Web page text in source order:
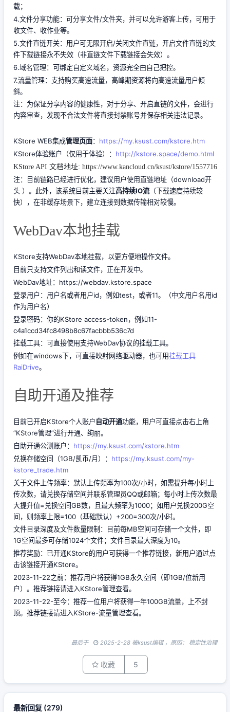
载；
4.文件分享功能：可分享文件/文件夹，并可以允许游客上传，可用于
收文件、收作业等。
5.文件直链开关：用户可无限开启/关闭文件直链，开启文件直链的文
件下载链接永不失效（非直链文件下载链接会失效）。
6.域名管理：可绑定自定义域名，资源完全由自己把控。
7.流量管理：支持购买高速流量，高峰期资源将向高速流量用户倾
斜。
注：为保证分享内容的健康性，对于分享、开启直链的文件，会进行
内容审查，发现不合法文件将直接封禁账号并保存相关违法记录。
KStore WEB集成管理页面： https://my.ksust.com/kstore.htm
KStore体验账户（仅用于体验）： http://kstore.space/demo.html
KStore API 文档地址: https://www.kancloud.cn/ksust/kstore/1557716
注：目前链路已经进行优化，建议用户使用直链地址（download开
头 ）。此外，该系统目前主要关注高持续IO流（下载速度持续较
快），在非缓存场景下，建立连接到数据传输相对较慢。
WebDav本地挂载
KStore支持WebDav本地挂载，以更方便地操作文件。
目前只支持文件列出和读文件，正在开发中。
WebDav地址：https://webdav.kstore.space
登录用户：用户名或者用户id，例如test，或者11。（中文用户名用id
作为用户名）
登录密码：你的KStore access-token，例如11-
c4a1ccd34fc8498b8c67facbbb536c7d
挂载工具：可直接使用支持WebDav协议的挂载工具。
例如在windows下，可直接映射网络驱动器，也可用挂载工具
RaiDrive。
自助开通及推荐
目前已开启KStore个人账户 自动开通功能，用户可直接点击右上角
“KStore管理”进行开通、绚丽。
自助开通公测账户： https://my.ksust.com/kstore.htm
兑换存储空间（1GB/凯币/月）： https://my.ksust.com/my-
kstore_trade.htm
关于文件上传频率：默认上传频率为100次/小时，如需提升每小时上
传次数，请兑换存储空间并联系管理员QQ或邮箱；每小时上传次数最
大提升值=兑换空间GB数，且最大频率为1000；如用户兑换200G空
间，则频率上限=100（基础默认）+200=300次/小时。
文件目录深度及文件数量限制：目前每MB空间可存储一个文件，即
1G空间最多可存储1024个文件；文件目录最大深度为10。
推荐奖励：已开通KStore的用户可获得一个推荐链接，新用户通过点
击该链接开通KStore。
2023-11-22之前：推荐用户将获得1GB永久空间（即1GB/位新用
户）。推荐链接请进入KStore管理查看。
2023-11-22-至今：推荐一位用户将获得一年100GB流量，上不封
顶。推荐链接请进入KStore-流量管理查看。
最后于 2025-2-28 被ksust编辑 ，原因： 稳定性治理
收藏 5
最新回复(279)